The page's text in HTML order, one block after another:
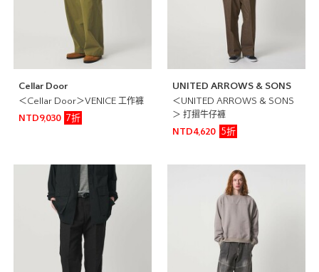
Cellar Door
＜Cellar Door＞VENICE 工作褲
NTD9,030
7折
UNITED ARROWS & SONS
＜UNITED ARROWS & SONS
＞ 打摺牛仔褲
NTD4,620
5折